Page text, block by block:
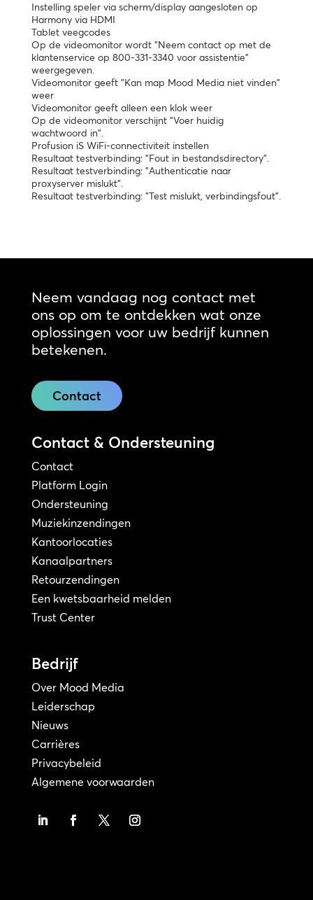
Instelling speler via scherm/display aangesloten op
Harmony via HDMI
Tablet veegcodes
Op de videomonitor wordt "Neem contact op met de
klantenservice op 800-331-3340 voor assistentie"
weergegeven.
Videomonitor geeft "Kan map Mood Media niet vinden"
weer
Videomonitor geeft alleen een klok weer
Op de videomonitor verschijnt "Voer huidig
wachtwoord in".
Profusion iS WiFi-connectiviteit instellen
Resultaat testverbinding: "Fout in bestandsdirectory".
Resultaat testverbinding: "Authenticatie naar
proxyserver mislukt".
Resultaat testverbinding: "Test mislukt, verbindingsfout".
Neem vandaag nog contact met
ons op om te ontdekken wat onze
oplossingen voor uw bedrijf kunnen
betekenen.
Contact
Contact & Ondersteuning
Contact
Platform Login
Ondersteuning
Muziekinzendingen
Kantoorlocaties
Kanaalpartners
Retourzendingen
Een kwetsbaarheid melden
Trust Center
Bedrijf
Over Mood Media
Leiderschap
Nieuws
Carrières
Privacybeleid
Algemene voorwaarden